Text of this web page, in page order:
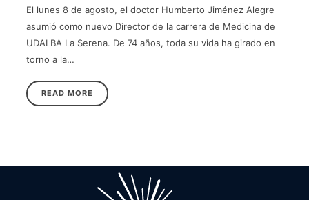
El lunes 8 de agosto, el doctor Humberto Jiménez Alegre
asumió como nuevo Director de la carrera de Medicina de
UDALBA La Serena. De 74 años, toda su vida ha girado en
torno a la…
READ MORE